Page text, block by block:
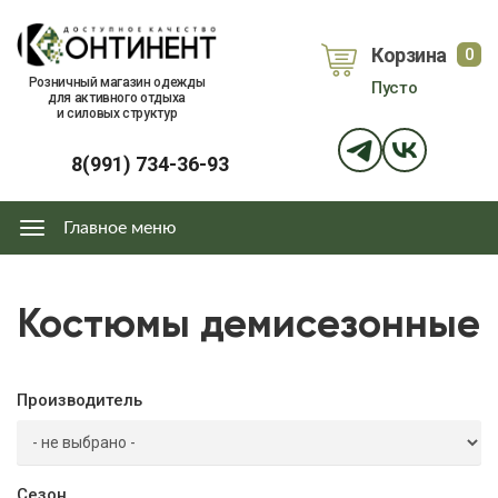
основному
содержанию
Розничный магазин одежды
для активного отдыха
и силовых структур
8(991) 734-36-93
Корзина
0
Пусто
Главное
меню
Главное меню
Костюмы демисезонные
Производитель